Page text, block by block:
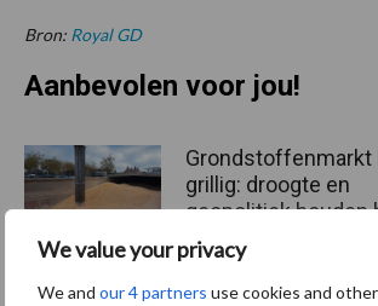
We value your privacy
We and our 4 partners use cookies and
Bron: Royal GD
Aanbevolen voor jou!
grillig: droogte en
geopolitiek houden
in de greep